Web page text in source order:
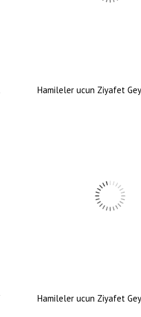
Hamileler ucun Ziyafet
Hamileler ucun Ziyafet